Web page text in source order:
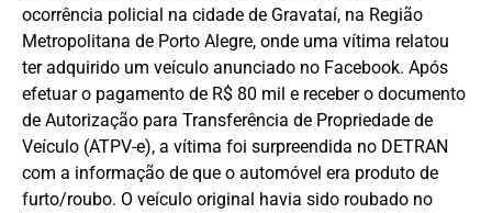
ocorrência policial na cidade de Gravataí, na Região
Metropolitana de Porto Alegre, onde uma vítima relatou
ter adquirido um veículo anunciado no Facebook. Após
efetuar o pagamento de R$ 80 mil e receber o documento
de Autorização para Transferência de Propriedade de
Veículo (ATPV-e), a vítima foi surpreendida no DETRAN
com a informação de que o automóvel era produto de
furto/roubo. O veículo original havia sido roubado no